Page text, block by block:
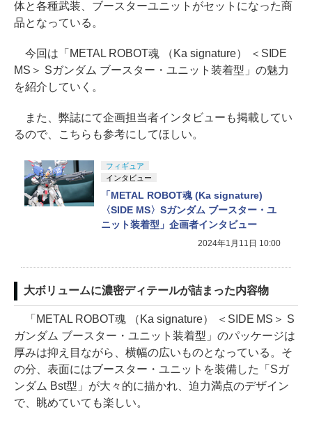
体と各種武装、ブースターユニットがセットになった商
品となっている。
今回は「METAL ROBOT魂 （Ka signature） ＜SIDE
MS＞ Sガンダム ブースター・ユニット装着型」の魅力
を紹介していく。
また、弊誌にて企画担当者インタビューも掲載してい
るので、こちらも参考にしてほしい。
フィギュア
インタビュー
「METAL ROBOT魂 (Ka signature)
〈SIDE MS〉Sガンダム ブースター・ユ
ニット装着型」企画者インタビュー
2024年1月11日 10:00
大ボリュームに濃密ディテールが詰まった内容物
「METAL ROBOT魂 （Ka signature） ＜SIDE MS＞ S
ガンダム ブースター・ユニット装着型」のパッケージは
厚みは抑え目ながら、横幅の広いものとなっている。そ
の分、表面にはブースター・ユニットを装備した「Sガ
ンダム Bst型」が大々的に描かれ、迫力満点のデザイン
で、眺めていても楽しい。